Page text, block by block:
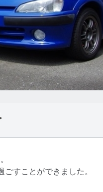
すことができました。